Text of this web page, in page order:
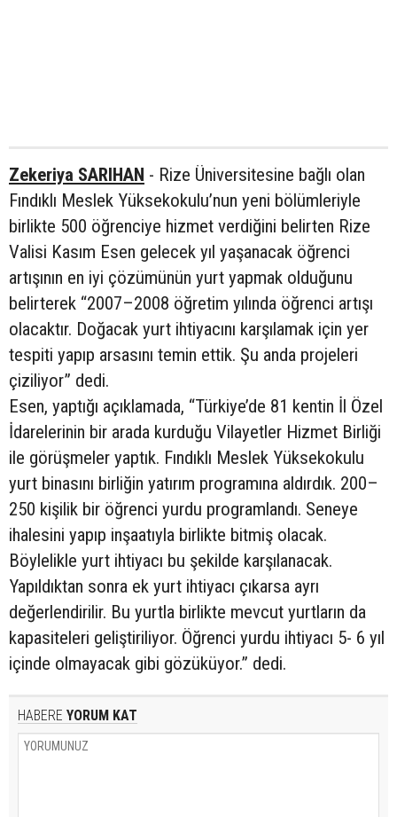
Zekeriya SARIHAN - Rize Üniversitesine bağlı olan
Fındıklı Meslek Yüksekokulu’nun yeni bölümleriyle
birlikte 500 öğrenciye hizmet verdiğini belirten Rize
Valisi Kasım Esen gelecek yıl yaşanacak öğrenci
artışının en iyi çözümünün yurt yapmak olduğunu
belirterek “2007–2008 öğretim yılında öğrenci artışı
olacaktır. Doğacak yurt ihtiyacını karşılamak için yer
tespiti yapıp arsasını temin ettik. Şu anda projeleri
çiziliyor” dedi.
Esen, yaptığı açıklamada, “Türkiye’de 81 kentin İl Özel
İdarelerinin bir arada kurduğu Vilayetler Hizmet Birliği
ile görüşmeler yaptık. Fındıklı Meslek Yüksekokulu
yurt binasını birliğin yatırım programına aldırdık. 200–
250 kişilik bir öğrenci yurdu programlandı. Seneye
ihalesini yapıp inşaatıyla birlikte bitmiş olacak.
Böylelikle yurt ihtiyacı bu şekilde karşılanacak.
Yapıldıktan sonra ek yurt ihtiyacı çıkarsa ayrı
değerlendirilir. Bu yurtla birlikte mevcut yurtların da
kapasiteleri geliştiriliyor. Öğrenci yurdu ihtiyacı 5- 6 yıl
içinde olmayacak gibi gözüküyor.” dedi.
HABERE YORUM KAT